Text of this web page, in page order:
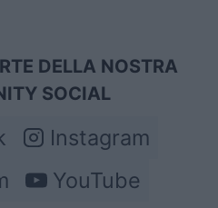
DELLA NOSTRA
SOCIAL
Instagram
YouTube